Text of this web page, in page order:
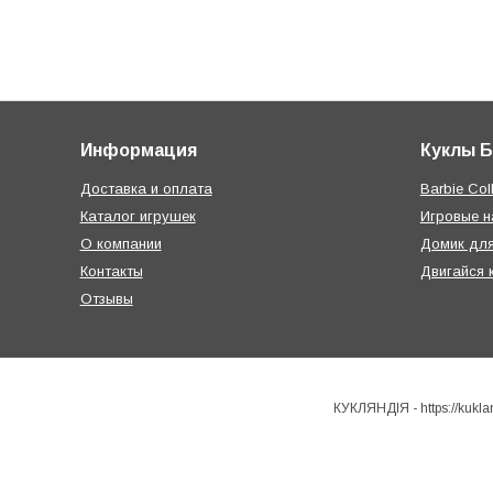
Информация
Доставка и оплата
Каталог игрушек
О компании
Контакты
Отзывы
Куклы
Barbie
Игровые
Домик
Двигайся